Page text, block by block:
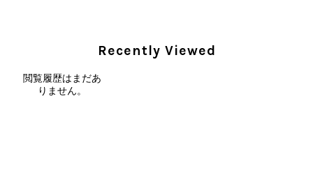
2026/08/01
外装内装ともにAランクの商品を購入しました。 しかし、実際に
Recently Viewed
閲覧履歴はまだあ
りません。